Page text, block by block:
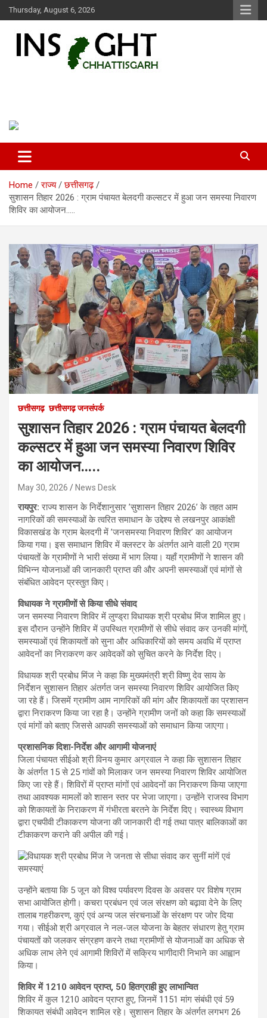
Skip
to
Thursday, August 6, 2026
Home राज्य
छत्तीसगढ़
सुशासन तिहार 2026 : ग्राम पंचायत बेलदगी कल्सटर में हुआ जन समस्या निवारण
शिविर का आयोजन…..
छत्तीसगढ़ छत्तीसगढ़ जनसंपर्क
सुशासन तिहार 2026 : ग्राम पंचायत बेलदगी
कल्सटर में हुआ जन समस्या निवारण शिविर
का आयोजन…..
May 30, 2026 News Desk
रायपुर:राज्य शासन के निर्देशानुसार ’सुशासन तिहार 2026’ के तहत आम
नागरिकों की समस्याओं के त्वरित समाधान के उद्देश्य से लखनपुर आकांक्षी
विकासखंड के ग्राम बेलदगी में ’जनसमस्या निवारण शिविर’ का आयोजन
किया गया। इस समाधान शिविर में क्लस्टर के अंतर्गत आने वाली 20 ग्राम
पंचायतों के ग्रामीणों ने भारी संख्या में भाग लिया। यहाँ ग्रामीणों ने शासन की
विभिन्न योजनाओं की जानकारी प्राप्त की और अपनी समस्याओं एवं मांगों से
संबंधित आवेदन प्रस्तुत किए।
विधायक ने ग्रामीणों से किया सीधे संवाद
जन समस्या निवारण शिविर में लुण्ड्रा विधायक श्री प्रबोध मिंज शामिल हुए।
इस दौरान उन्होंने शिविर में उपस्थित ग्रामीणों से सीधे संवाद कर उनकी मांगों,
समस्याओं एवं शिकायतों को सुना और अधिकारियों को समय अवधि में प्राप्त
आवेदनों का निराकरण कर आवेदकों को सुचित करने के निर्देश दिए।
विधायक श्री प्रबोध मिंज ने कहा कि मुख्यमंत्री श्री विष्णु देव साय के
निर्देशन सुशासन तिहार अंतर्गत जन समस्या निवारण शिविर आयोजित किए
जा रहे हैं। जिसमें ग्रामीण आम नागरिकों की मांग और शिकायतों का प्रशासन
द्वारा निराकरण किया जा रहा है। उन्होंने ग्रामीण जनों को कहा कि समस्याओं
एवं मांगों को बताए जिससे आपकी समस्याओं को समाधान किया जाएगा।
प्रशासनिक दिशा-निर्देश और आगामी योजनाएं
जिला पंचायत सीईओ श्री विनय कुमार अग्रवाल ने कहा कि सुशासन तिहार
के अंतर्गत 15 से 25 गांवों को मिलाकर जन समस्या निवारण शिविर आयोजित
किए जा रहे हैं। शिविरों में प्राप्त मांगों एवं आवेदनों का निराकरण किया जाएगा
तथा आवश्यक मामलों को शासन स्तर पर भेजा जाएगा। उन्होंने राजस्व विभाग
को शिकायतों के निराकरण में गंभीरता बरतने के निर्देश दिए। स्वास्थ्य विभाग
द्वारा एचपीवी टीकाकरण योजना की जानकारी दी गई तथा पात्र बालिकाओं का
टीकाकरण कराने की अपील की गई।
उन्होंने बताया कि 5 जून को विश्व पर्यावरण दिवस के अवसर पर विशेष ग्राम
सभा आयोजित होगी। कचरा प्रबंधन एवं जल संरक्षण को बढ़ावा देने के लिए
तालाब गहरीकरण, कुएं एवं अन्य जल संरचनाओं के संरक्षण पर जोर दिया
गया। सीईओ श्री अग्रवाल ने नल-जल योजना के बेहतर संधारण हेतु ग्राम
पंचायतों को जलकर संग्रहण करने तथा ग्रामीणों से योजनाओं का अधिक से
अधिक लाभ लेने एवं आगामी शिविरों में सक्रिय भागीदारी निभाने का आह्वान
किया।
शिविर में 1210 आवेदन प्राप्त, 50 हितग्राही हुए लाभान्वित
शिविर में कुल 1210 आवेदन प्राप्त हुए, जिनमें 1151 मांग संबंधी एवं 59
शिकायत संबंधी आवेदन शामिल रहे। सुशासन तिहार के अंतर्गत लगभग 26